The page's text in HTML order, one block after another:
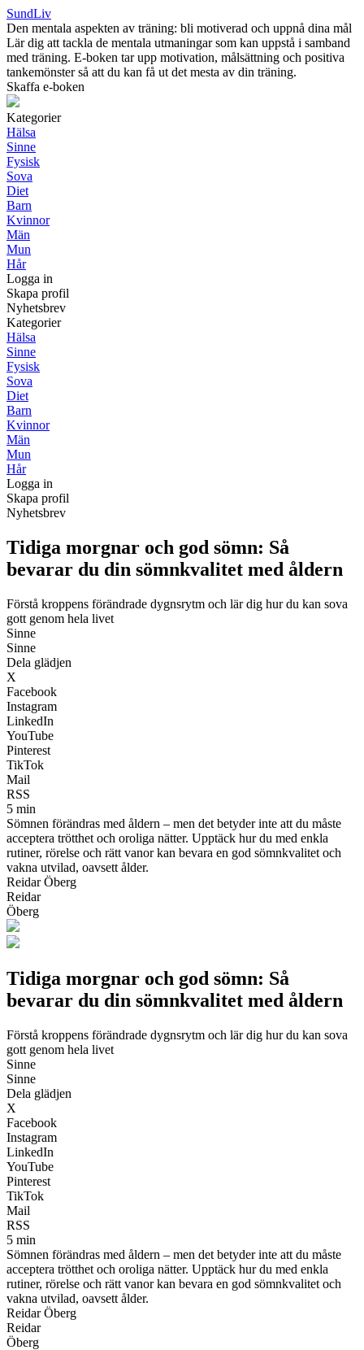
SundLiv
Den mentala aspekten av träning: bli motiverad och uppnå dina mål
Lär dig att tackla de mentala utmaningar som kan uppstå i samband
med träning. E-boken tar upp motivation, målsättning och positiva
tankemönster så att du kan få ut det mesta av din träning.
Skaffa e-boken
Kategorier
Hälsa
Sinne
Fysisk
Sova
Diet
Barn
Kvinnor
Män
Mun
Hår
Logga in
Skapa profil
Nyhetsbrev
Kategorier
Hälsa
Sinne
Fysisk
Sova
Diet
Barn
Kvinnor
Män
Mun
Hår
Logga in
Skapa profil
Nyhetsbrev
Tidiga morgnar och god sömn: Så
bevarar du din sömnkvalitet med åldern
Förstå kroppens förändrade dygnsrytm och lär dig hur du kan sova
gott genom hela livet
Sinne
Sinne
Dela glädjen
X
Facebook
Instagram
LinkedIn
YouTube
Pinterest
TikTok
Mail
RSS
5 min
Sömnen förändras med åldern – men det betyder inte att du måste
acceptera trötthet och oroliga nätter. Upptäck hur du med enkla
rutiner, rörelse och rätt vanor kan bevara en god sömnkvalitet och
vakna utvilad, oavsett ålder.
Reidar Öberg
Reidar
Öberg
Tidiga morgnar och god sömn: Så
bevarar du din sömnkvalitet med åldern
Förstå kroppens förändrade dygnsrytm och lär dig hur du kan sova
gott genom hela livet
Sinne
Sinne
Dela glädjen
X
Facebook
Instagram
LinkedIn
YouTube
Pinterest
TikTok
Mail
RSS
5 min
Sömnen förändras med åldern – men det betyder inte att du måste
acceptera trötthet och oroliga nätter. Upptäck hur du med enkla
rutiner, rörelse och rätt vanor kan bevara en god sömnkvalitet och
vakna utvilad, oavsett ålder.
Reidar Öberg
Reidar
Öberg